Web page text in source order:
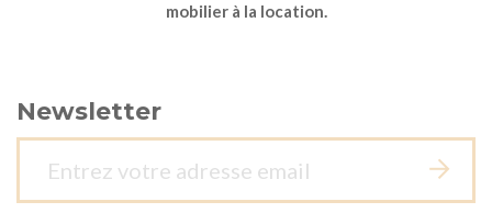
mobilier à la location.
Newsletter